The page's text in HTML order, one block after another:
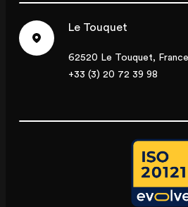
Le Touquet
62520 Le Touquet, France
+33 (3) 20 72 39 98